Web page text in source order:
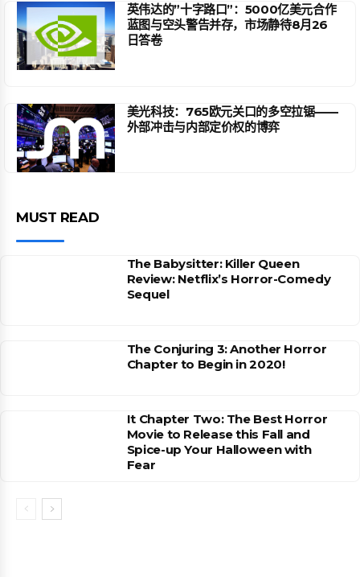
英伟达的”十字路口”：5000亿美元合作
蓝图与空头警告并存，市场静待8月26
日答卷
美光科技：765欧元关口的多空拉锯——
外部冲击与内部定价权的博弈
MUST READ
The Babysitter: Killer Queen
Review: Netflix’s Horror-Comedy
Sequel
The Conjuring 3: Another Horror
Chapter to Begin in 2020!
It Chapter Two: The Best Horror
Movie to Release this Fall and
Spice-up Your Halloween with
Fear